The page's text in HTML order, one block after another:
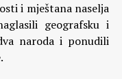
i mještana naselja
geografsku i
naroda i ponudili